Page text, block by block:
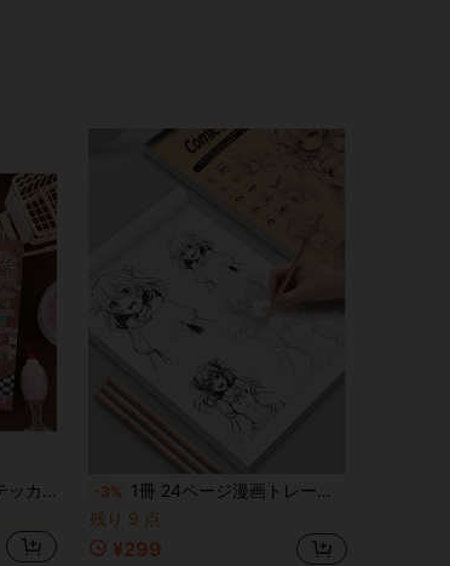
10枚 ミニストアシーンステッカー、没入感のあるコンビニ&デザートショップテーマ、PET素材、精密な位置合わせ、DIYプランナーパーティー インタラクティブ装飾ステッカー、文房具用品
に 塗り絵 ペイント&ドローイング用品
-3% 1冊 24ページ漫画トレース&描画ブック、アニメキャラクター描画ブック、子供の描画練習、描画の基礎、線画、独学ペインティングチュートリアル、スケッチトレースブック
残り 9 点
¥299